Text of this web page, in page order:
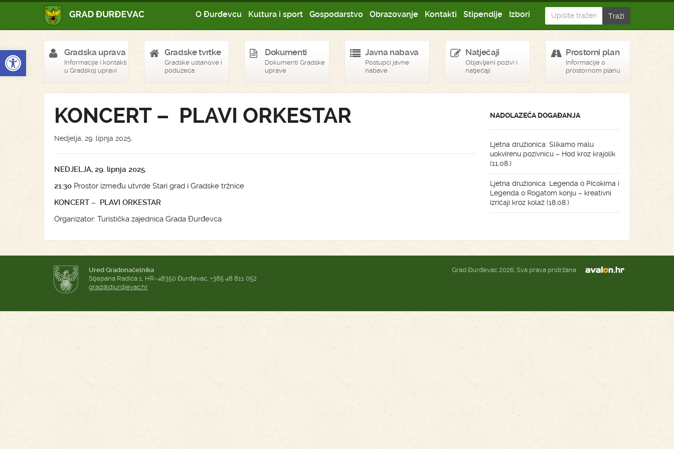
Open toolbar
O Đurđevcu Kultura i sport Gospodarstvo Obrazovanje Kontakti Stipendije Izbori
Gradska uprava
Informacije i kontakti
u Gradskoj upravi
Gradske tvrtke
Gradske ustanove i
poduzeća
Dokumenti
Dokumenti Gradske
uprave
Javna nabava
Postupci javne
nabave
Natječaji
Objavljeni pozivi i
natječaji
Prostorni plan
Informacije o
prostornom planu
KONCERT – PLAVI ORKESTAR
Nedjelja, 29. lipnja 2025.
NEDJELJA, 29. lipnja 2025.
21:30 Prostor između utvrde Stari grad i Gradske tržnice
KONCERT – PLAVI ORKESTAR
Organizator: Turistička zajednica Grada Đurđevca
NADOLAZEĆA DOGAĐANJA
Ljetna družionica: Slikamo malu
uokvirenu pozivnicu – Hod kroz krajolik
(11.08.)
Ljetna družionica: Legenda o Picokima i
Legenda o Rogatom konju – kreativni
izričaji kroz kolaž (18.08.)
Ured Gradonačelnika
Stjepana Radića 1, HR-48350 Đurđevac, +385 48 811 052
grad@djurdjevac.hr
Grad Đurđevac 2026. Sva prava pridržana